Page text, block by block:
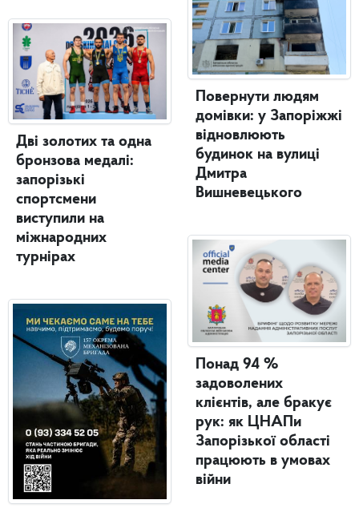
Дві золотих та одна
бронзова медалі:
запорізькі
спортсмени
виступили на
міжнародних
турнірах
Повернути людям
домівки: у Запоріжжі
відновлюють
будинок на вулиці
Дмитра
Вишневецького
Понад 94 %
задоволених
клієнтів, але бракує
рук: як ЦНАПи
Запорізької області
працюють в умовах
війни